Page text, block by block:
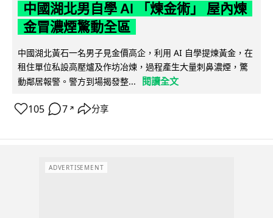
中國湖北男自學 AI 「煉金術」 屋內煉
金冒濃煙驚動全區
中國湖北黃石一名男子見金價高企，利用 AI 自學提煉黃金，在
租住單位私設高壓爐及作坊冶煉，過程產生大量刺鼻濃煙，驚
動鄰居報警。警方到場揭發整...
閱讀全文
105 7 ↗ 分享
ADVERTISEMENT